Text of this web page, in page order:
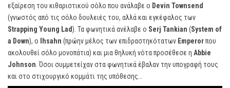
εξαίρεση του κιθαριστικού σόλο που ανάλαβε ο Devin Townsend
(γνωστός από τις σόλο δουλειές του, αλλά και εγκέφαλος των
Strapping Young Lad). Τα φωνητικά ανέλαβε ο Serj Tankian (System of
a Down), o Ihsahn (πρώην μέλος των επιδραστηκότατων Emperorπου
ακολουθεί σόλο μονοπάτια) και μια θηλυκή νότα προσέθεσε η Abbie
Johnson . Όσοι συμμετείχαν στα φωνητικά έβαλαν την υπογραφή τους
και στο στιχουργικό κομμάτι της υπόθεσης…